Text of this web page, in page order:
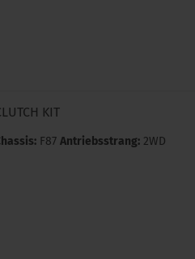
KIT
F87 Antriebsstrang: 2WD